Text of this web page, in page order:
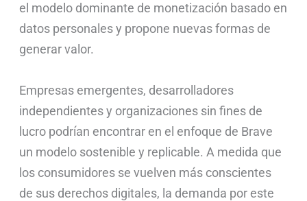
el modelo dominante de monetización basado en
datos personales y propone nuevas formas de
generar valor.
Empresas emergentes, desarrolladores
independientes y organizaciones sin fines de
lucro podrían encontrar en el enfoque de Brave
un modelo sostenible y replicable. A medida que
los consumidores se vuelven más conscientes
de sus derechos digitales, la demanda por este